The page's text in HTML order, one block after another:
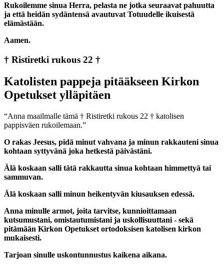
Rukoilemme sinua Herra, pelasta ne jotka seuraavat pahuutta
ja että heidän sydäntensä avautuvat Totuudelle ikuisestä
elämästään.
Aamen.
† Ristiretki rukous 22 †
Katolisten pappeja pitääkseen Kirkon
Opetukset ylläpitäen
“Anna maailmalle tämä † Ristiretki rukous 22 † katolisen
pappisväen rukoilemaan.”
O rakas Jeesus, pidä minut vahvana ja minun rakkauteni sinua
kohtaan syttyvänä joka hetkestä päivästäni.
Älä koskaan salli tätä rakkautta sinua kohtaan himmettyä tai
sammuvan.
Älä koskaan salli minun heikentyvän kiusauksen edessä.
Anna minulle armot, joita tarvitse, kunnioittamaan
kutsumustani, omistautumistani ja uskollisuuttani - sekä
pitämään Kirkon Opetukset ortodoksisen katolisen kirkon
mukaisesti.
Tarjoan sinulle uskontunnustus kaikena aikana.